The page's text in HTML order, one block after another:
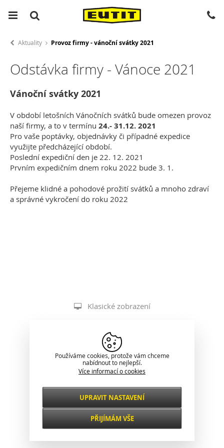
Aktuality Provoz firmy - vánoční svátky 2021
Odstávka firmy - Vánoce 2021
Vánoční svátky 2021
V období letošních Vánočních svátků bude omezen provoz
naší firmy, a to v termínu 24.- 31.12. 2021
Pro vaše poptávky, objednávky či případné expedice
využijte předcházející období.
Poslední expediční den je 22. 12. 2021
Prvním expedičním dnem roku 2022 bude 3. 1.
Přejeme klidné a pohodové prožití svátků a mnoho zdraví
a správné vykročení do roku 2022
Klasické zobrazení
Používáme cookies, protože vám chceme
nabídnout to nejlepší.
Více informací o cookies
Nezbytné
VŽDY AKTIVNÍ
Funkční a
UPRAVIT NASTAVENÍ
PŘIJÍMÁM VŠE